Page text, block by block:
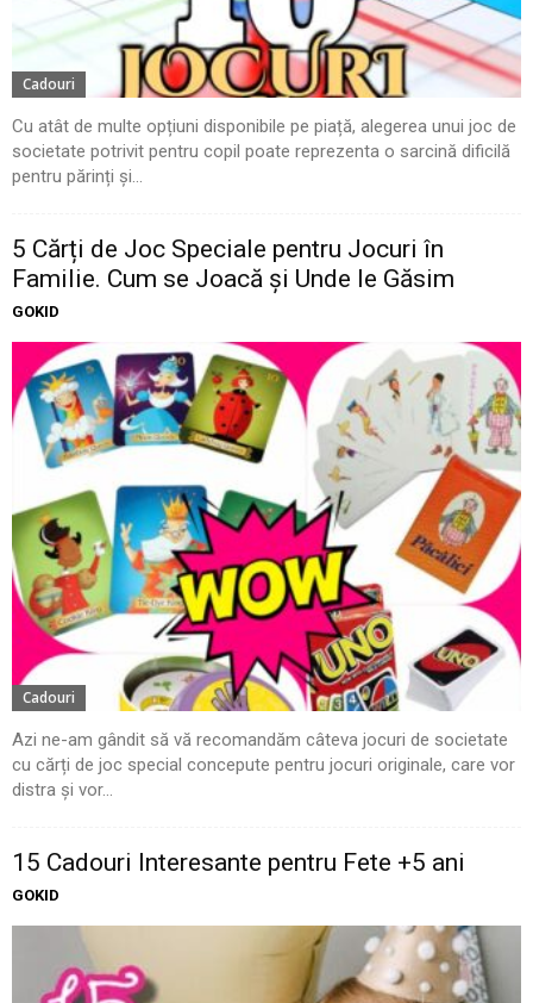
Cadouri
Cu atât de multe opțiuni disponibile pe piață, alegerea unui joc de
societate potrivit pentru copil poate reprezenta o sarcină dificilă
pentru părinți și...
5 Cărți de Joc Speciale pentru Jocuri în
Familie. Cum se Joacă și Unde le Găsim
GOKID
Cadouri
Azi ne-am gândit să vă recomandăm câteva jocuri de societate
cu cărți de joc special concepute pentru jocuri originale, care vor
distra și vor...
15 Cadouri Interesante pentru Fete +5 ani
GOKID